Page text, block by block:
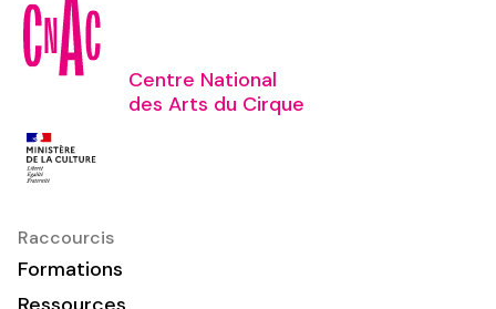
Centre National
des Arts du Cirque
Raccourcis
Formations